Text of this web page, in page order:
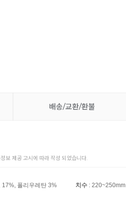
배송/교환/환불
보 제공 고시에 따라 작성 되었습니다.
17%, 폴리우레탄 3% 치수 : 220~250mm